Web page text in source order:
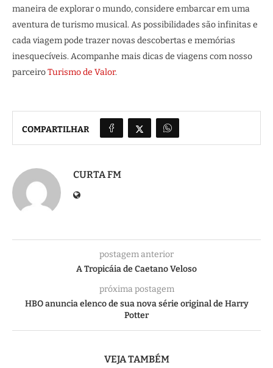
maneira de explorar o mundo, considere embarcar em uma
aventura de turismo musical. As possibilidades são infinitas e
cada viagem pode trazer novas descobertas e memórias
inesquecíveis. Acompanhe mais dicas de viagens com nosso
parceiroTurismo de Valor.
COMPARTILHAR
CURTA FM
postagem anterior
A Tropicáia de Caetano Veloso
próxima postagem
HBO anuncia elenco de sua nova série original de Harry
Potter
VEJA TAMBÉM